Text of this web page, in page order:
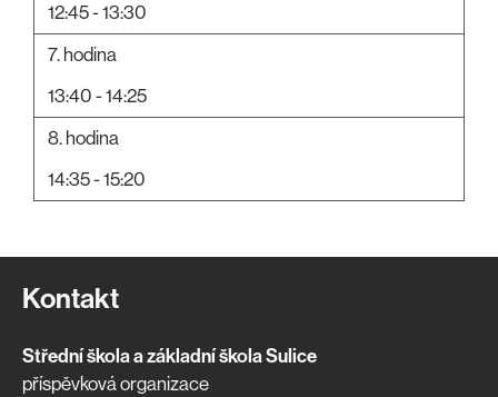
12:45 - 13:30
7. hodina
13:40 - 14:25
8. hodina
14:35 - 15:20
Kontakt
Střední škola a základní škola Sulice
příspěvková organizace